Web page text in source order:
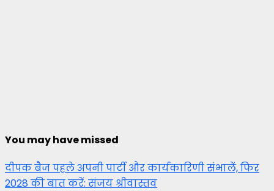
You may have missed
दीपक बैज पहले अपनी पार्टी और कार्यकारिणी संभालें, फिर
2028 की बात करें: संजय श्रीवास्तव